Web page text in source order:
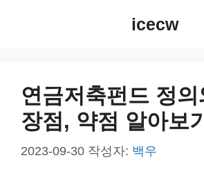
icecw
연금저축펀드 정
장점, 약점 알아보기
2023-09-30 작성자: 백우